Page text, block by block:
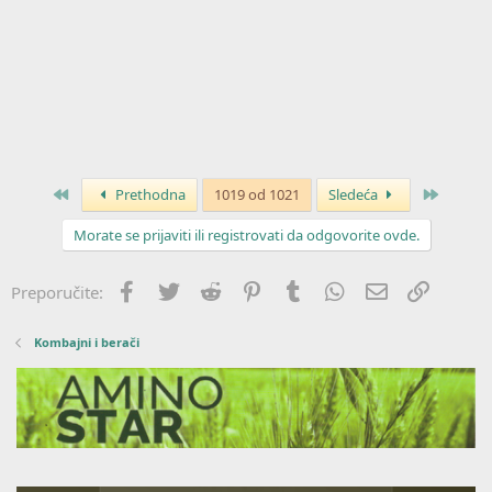
Prvo Prethodna 1019 od 1021 Sledeća
Morate se prijaviti ili registrovati da odgovorite ovde.
Preporučite: Facebook
Twitter Reddit PinterestTumblr WhatsApp
Imejl
Kombajni i berači